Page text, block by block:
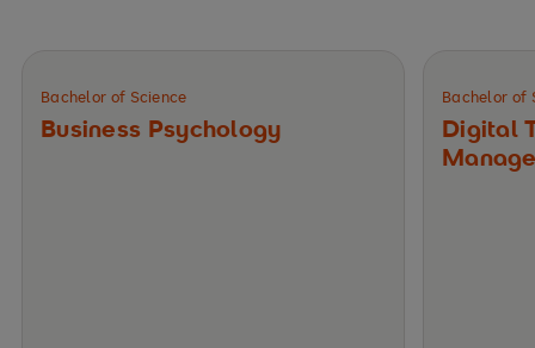
Bachelor of Science
Business Psychology
Bachelor of
Digital